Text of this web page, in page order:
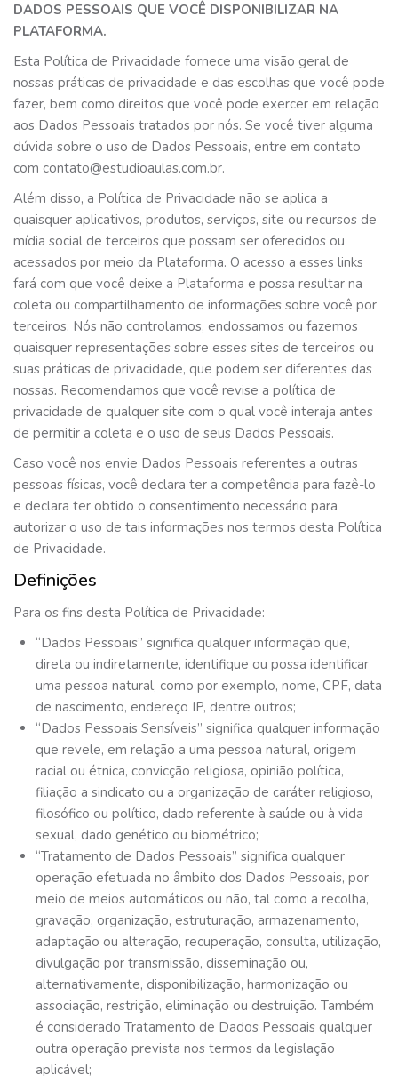
DADOS PESSOAIS QUE VOCÊ DISPONIBILIZAR NA
PLATAFORMA.
Esta Política de Privacidade fornece uma visão geral de
nossas práticas de privacidade e das escolhas que você pode
fazer, bem como direitos que você pode exercer em relação
aos Dados Pessoais tratados por nós. Se você tiver alguma
dúvida sobre o uso de Dados Pessoais, entre em contato
com contato@estudioaulas.com.br.
Além disso, a Política de Privacidade não se aplica a
quaisquer aplicativos, produtos, serviços, site ou recursos de
mídia social de terceiros que possam ser oferecidos ou
acessados por meio da Plataforma. O acesso a esses links
fará com que você deixe a Plataforma e possa resultar na
coleta ou compartilhamento de informações sobre você por
terceiros. Nós não controlamos, endossamos ou fazemos
quaisquer representações sobre esses sites de terceiros ou
suas práticas de privacidade, que podem ser diferentes das
nossas. Recomendamos que você revise a política de
privacidade de qualquer site com o qual você interaja antes
de permitir a coleta e o uso de seus Dados Pessoais.
Caso você nos envie Dados Pessoais referentes a outras
pessoas físicas, você declara ter a competência para fazê-lo
e declara ter obtido o consentimento necessário para
autorizar o uso de tais informações nos termos desta Política
de Privacidade.
Definições
Para os fins desta Política de Privacidade:
“Dados Pessoais” significa qualquer informação que,
direta ou indiretamente, identifique ou possa identificar
uma pessoa natural, como por exemplo, nome, CPF, data
de nascimento, endereço IP, dentre outros;
“Dados Pessoais Sensíveis” significa qualquer informação
que revele, em relação a uma pessoa natural, origem
racial ou étnica, convicção religiosa, opinião política,
filiação a sindicato ou a organização de caráter religioso,
filosófico ou político, dado referente à saúde ou à vida
sexual, dado genético ou biométrico;
“Tratamento de Dados Pessoais” significa qualquer
operação efetuada no âmbito dos Dados Pessoais, por
meio de meios automáticos ou não, tal como a recolha,
gravação, organização, estruturação, armazenamento,
adaptação ou alteração, recuperação, consulta, utilização,
divulgação por transmissão, disseminação ou,
alternativamente, disponibilização, harmonização ou
associação, restrição, eliminação ou destruição. Também
é considerado Tratamento de Dados Pessoais qualquer
outra operação prevista nos termos da legislação
aplicável;